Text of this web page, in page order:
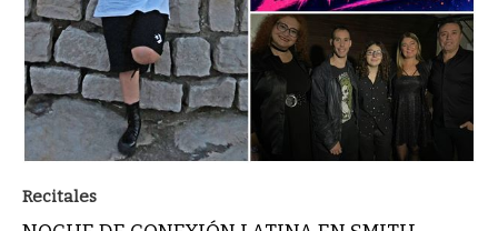
Recitales